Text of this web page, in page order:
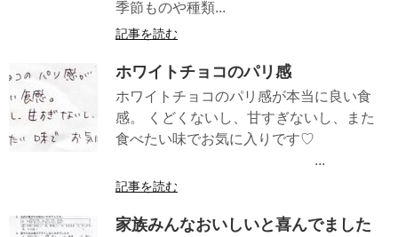
季節ものや種類...
記事を読む
ホワイトチョコのパリ感
ホワイトチョコのパリ感が本当に良い食
感。 くどくないし、甘すぎないし、また
食べたい味でお気に入りです♡
...
記事を読む
家族みんなおいしいと喜んでました